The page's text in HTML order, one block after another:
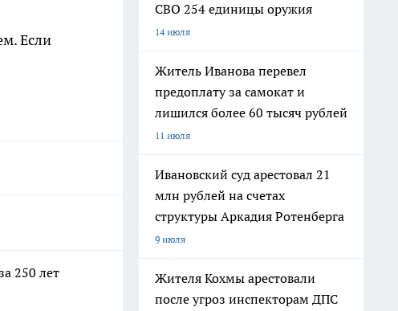
Если
250 лет
СВО 254 единицы оружия
14 июля
Житель Иванова перевел
предоплату за самокат и
лишился более 60 тысяч рублей
11 июля
Ивановский суд арестовал 21
млн рублей на счетах
структуры Аркадия Ротенберга
9 июля
Жителя Кохмы арестовали
после угроз инспекторам ДПС